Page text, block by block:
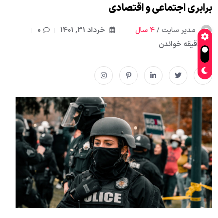
برابری اجتماعی و اقتصادی
مدیر سایت /4 سال خرداد 31, 1401
0
1دقیقه خواندن